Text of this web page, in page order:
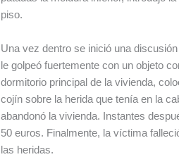
piso.
Una vez dentro se inició una
le golpeó fuertemente con un objeto
dormitorio principal de la vivienda,
cojín sobre la herida que tenía en la
abandonó la vivienda. Instantes
50 euros. Finalmente, la víctima
las heridas.